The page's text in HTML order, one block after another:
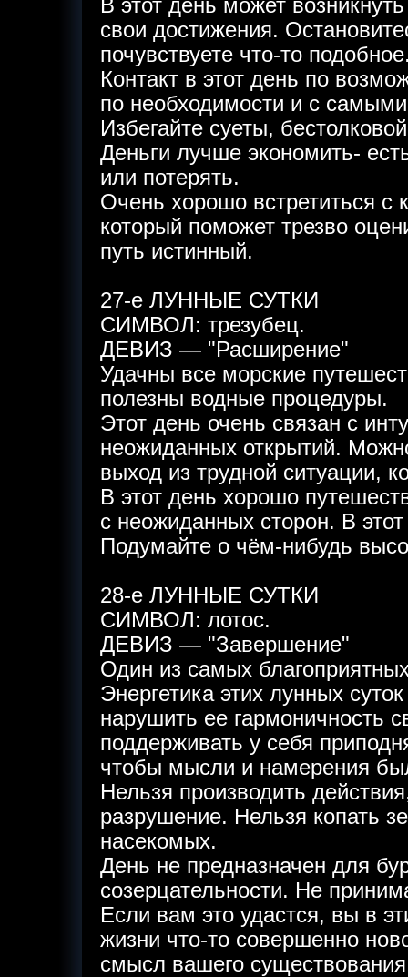
В этот день может
свои достижения.
почувствуете что-то
Контакт в этот день по
по необходимости и с
Избегайте суеты,
Деньги лучше экономить-
или потерять.
Очень хорошо встретиться
который поможет трезво
путь истинный.
27-е ЛУННЫЕ СУТКИ
СИМВОЛ: трезубец.
ДЕВИЗ — "Расширение"
Удачны все морские
полезны водные процедуры.
Этот день очень связан с
неожиданных открытий.
выход из трудной ситуации,
В этот день хорошо
с неожиданных сторон. В
Подумайте о чём-нибудь
28-е ЛУННЫЕ СУТКИ
СИМВОЛ: лотос.
ДЕВИЗ — "Завершение"
Один из самых
Энергетика этих лунных
нарушить ее гармоничность
поддерживать у себя
чтобы мысли и намерения
Нельзя производить
разрушение. Нельзя копать
насекомых.
День не предназначен для
созерцательности. Не
Если вам это удастся, вы в
жизни что-то совершенно
смысл вашего